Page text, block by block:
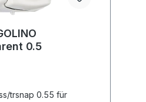
0.5
trsnap 0.55 für